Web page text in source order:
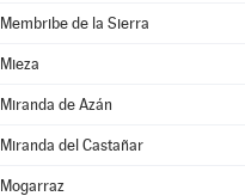
Membribe de la Sierra
Mieza
Miranda de Azán
Miranda del Castañar
Mogarraz